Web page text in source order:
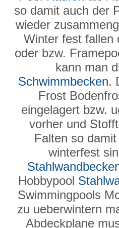
so damit auch der
wieder
Winter fest fallen
oder bzw.
kann man
Schwimmbecken.
Frost
eingelagert bzw.
vorher und
Falten so
winterfest
Hobbypool
Swimmingpools
zu ueberwintern
Abdeckplane